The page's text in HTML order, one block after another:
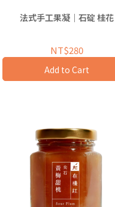
法式手工果凝｜石碇 桂花
NT$280
Add to Cart